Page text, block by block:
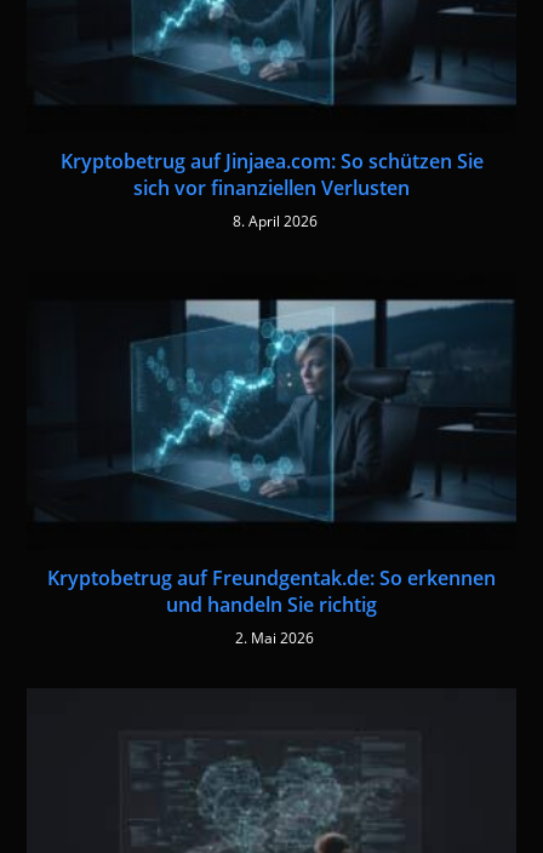
Kryptobetrug auf Jinjaea.com: So schützen Sie
sich vor finanziellen Verlusten
8. April 2026
Kryptobetrug auf Freundgentak.de: So erkennen
und handeln Sie richtig
2. Mai 2026